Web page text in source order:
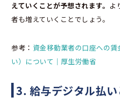
えていくことが予想されます。 よ
者も増えていくことでしょう。
参考： 資金移動業者の口座への
い）について｜厚生労働省
3. 給与デジタル払